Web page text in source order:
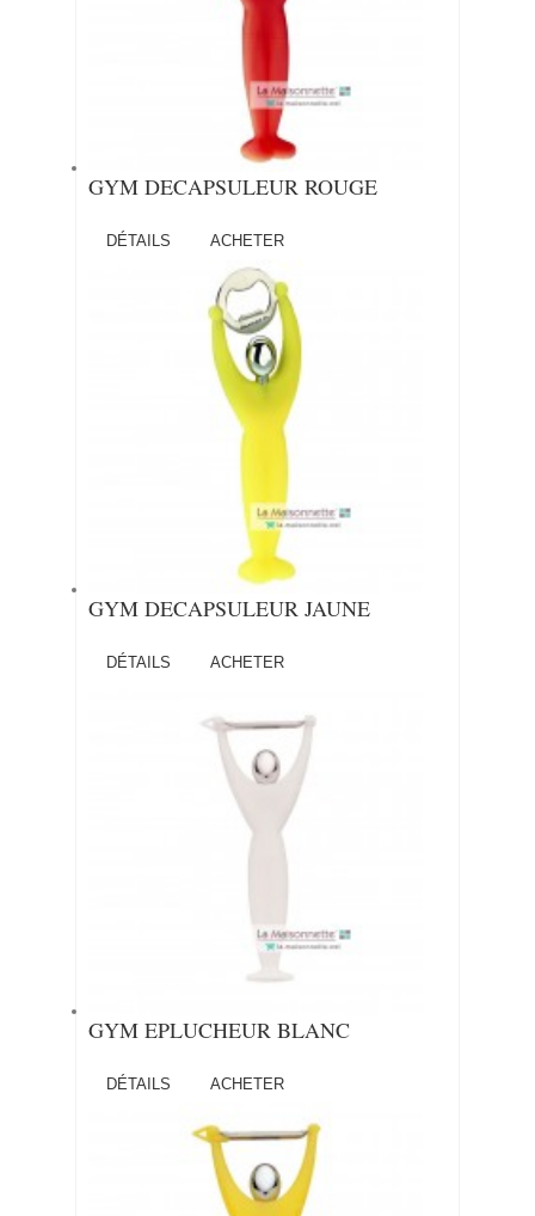
GYM DECAPSULEUR ROUGE
DÉTAILS ACHETER
GYM DECAPSULEUR JAUNE
DÉTAILS ACHETER
GYM EPLUCHEUR BLANC
DÉTAILS ACHETER